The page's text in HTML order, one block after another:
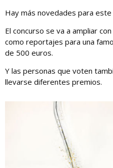
Hay más novedades para este
El concurso se va a ampliar
como reportajes para una
de 500 euros.
Y las personas que voten
llevarse diferentes premios.